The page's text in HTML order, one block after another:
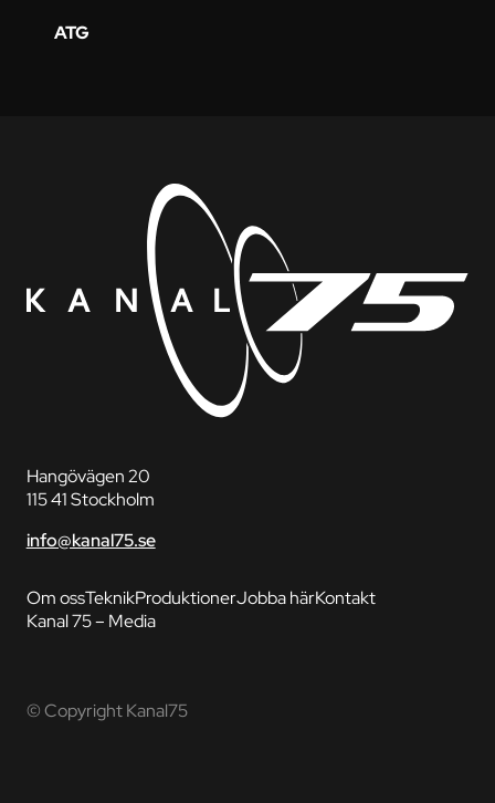
ATG
Hangövägen 20
115 41 Stockholm
info@kanal75.se
Om ossTeknikProduktionerJobba härKontakt
Kanal 75 – Media
© Copyright Kanal75